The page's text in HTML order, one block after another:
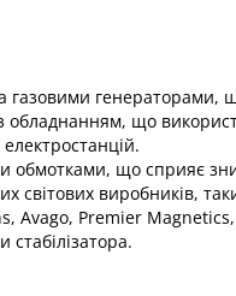
генераторами,
обладнанням, що
обмотками, що сприяє
світових виробників,
Avago, Premier
стабілізатора.​